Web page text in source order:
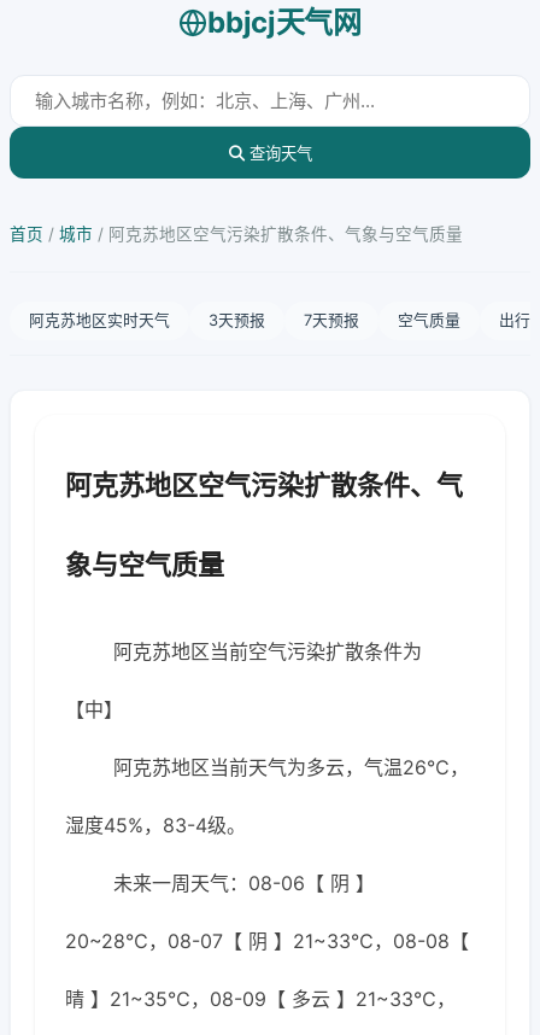
bbjcj天气网
查询天气
首页 / 城市 / 阿克苏地区空气污染扩散条件、气象与空气质量
阿克苏地区实时天气 3天预报 7天预报 空气质量 出行
阿克苏地区空气污染扩散条件、气
象与空气质量
阿克苏地区当前空气污染扩散条件为
【中】
阿克苏地区当前天气为多云，气温26℃，
湿度45%，83-4级。
未来一周天气：08-06【 阴 】
20~28℃，08-07【 阴 】21~33℃，08-08【
晴 】21~35℃，08-09【 多云 】21~33℃，